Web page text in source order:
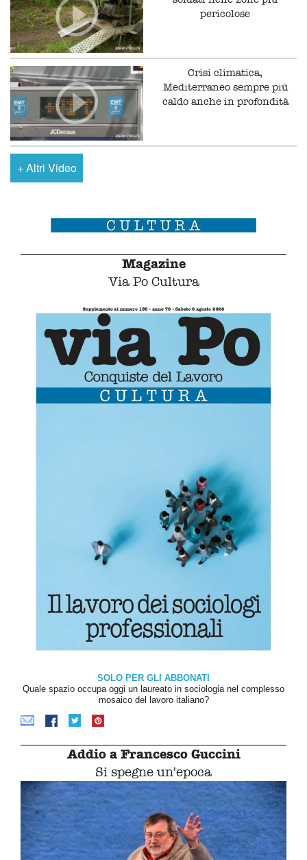
pericolose
Crisi climatica,
Mediterraneo sempre più
caldo anche in profondità
+Altri Video
Magazine
Via Po Cultura
SOLO PER GLI ABBONATI
Quale spazio occupa oggi un laureato in sociologia nel complesso
mosaico del lavoro italiano?
Addio a Francesco Guccini
Si spegne un'epoca